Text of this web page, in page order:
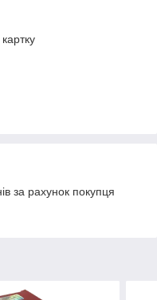
за рахунок покупця